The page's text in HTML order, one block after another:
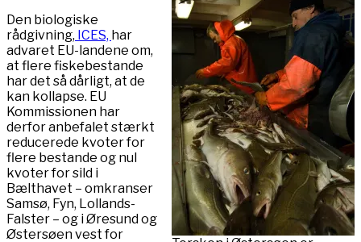
Den biologiske
rådgivning, ICES, har
advaret EU-landene om,
at flere fiskebestande
har det så dårligt, at de
kan kollapse. EU
Kommissionen har
derfor anbefalet stærkt
reducerede kvoter for
flere bestande og nul
kvoter for sild i
Bælthavet – omkranser
Samsø, Fyn, Lollands-
Falster – og i Øresund og
Østersøen vest for